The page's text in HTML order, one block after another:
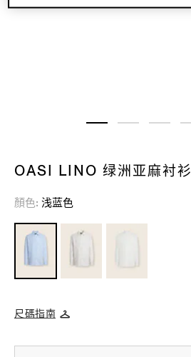
OASI LINO 绿洲亚麻衬衫
顏色 浅蓝色
尺碼指南